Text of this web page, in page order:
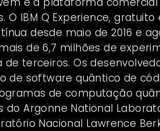
O IBM Q Experience, gratuito
desde maio de 2016 e
de 6,7 milhões de
de terceiros. Os
de software quântico de
de computação
Argonne National
Nacional Lawrence